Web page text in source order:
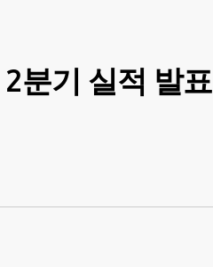
분기 실적 발표